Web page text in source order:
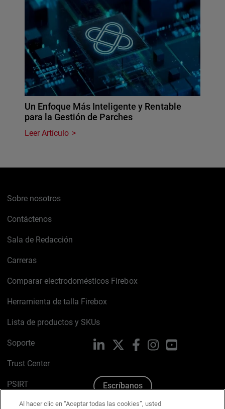
Un Enfoque Más Inteligente y Rentable
para la Gestión de Parches
Leer Artículo
Sobre nosotros
Contáctenos
Sala de Redacción
Carreras
Comparar electrodomésticos Firebox
Herramienta de talla Firebox
Lista de productos y SKUs
Soporte
Trust Center
PSIRT
Política de cookies
LinkedIn FacebookInstagramYouTube
Escríbanos
Al hacer clic en “Aceptar todas las cookies”, usted